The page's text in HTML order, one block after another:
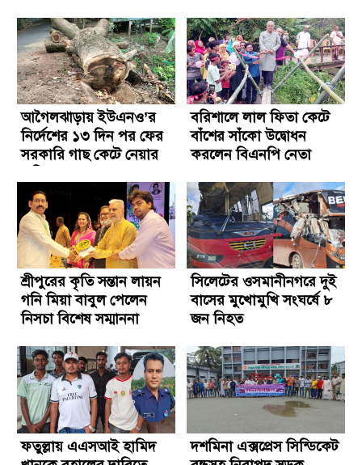
আগৈলঝাড়ায় ইউএনও’র
নির্দেশের ১৩ দিন পর ফের
সরকারি গাছ কেটে নেয়ার
বরিশালে লাল ফিতা কেটে
বাঁশের সাঁকো উদ্বোধন
করলেন বিএনপি নেতা
শ্রীপুরের কৃতি সন্তান লায়ন
গনি মিয়া বাবুল পেলেন
নিসচা বিশেষ সম্মাননা
সিলেটের ওসমানীনগরে দুই
বাসের মুখোমুখি সংঘর্ষে ৮
জন নিহত
ফতুল্লায় এএসআই হামিদ
দশমিনা এক্সপ্রেস সিন্ডিকেট